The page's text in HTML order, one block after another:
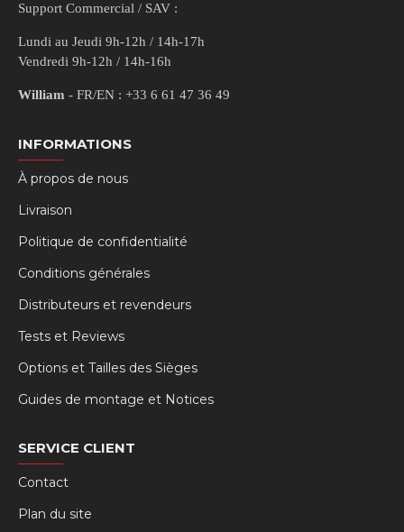
Support Commercial / SAV :
Lundi au Jeudi 9h-12h / 14h-17h
Vendredi 9h-12h / 14h-16h
William - FR/EN : +33 6 61 47 36 49
INFORMATIONS
À propos de nous
Livraison
Politique de confidentialité
Conditions générales
Distributeurs et revendeurs
Tests et Reviews
Options et Tailles des Sièges
Guides de montage et Notices
SERVICE CLIENT
Contact
Plan du site